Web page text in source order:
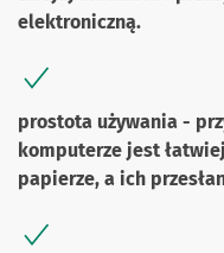
elektroniczną.
prostota używania -
komputerze jest
papierze, a ich